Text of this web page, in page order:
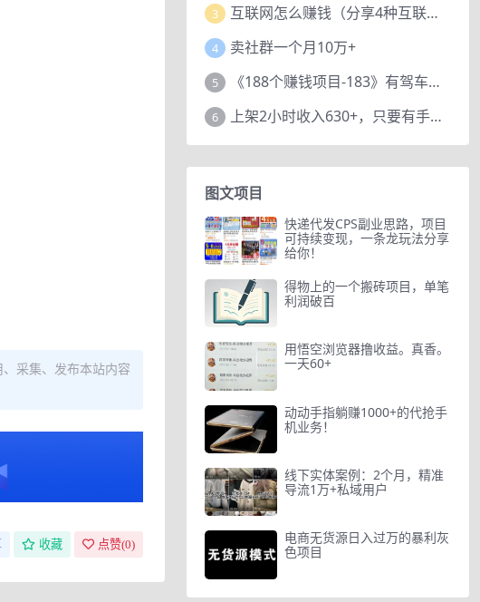
采集、发布本站内容
收藏 点赞(0)
3 互联网怎么赚钱（分享4种互联网赚钱模式）
4 卖社群一个月10万+
5 《188个赚钱项目-183》有驾车评项目，动动小手，复制粘贴赚44元！
6 上架2小时收入630+，只要有手就能做的AI搞钱项目，奶奶看完都能学会!
图文项目
快递代发CPS副业思路，项目
可持续变现，一条龙玩法分享
给你！
得物上的一个搬砖项目，单笔
利润破百
用悟空浏览器撸收益。真香。
一天60+
动动手指躺赚1000+的代抢手
机业务！
线下实体案例：2个月，精准
导流1万+私域用户
电商无货源日入过万的暴利灰
色项目